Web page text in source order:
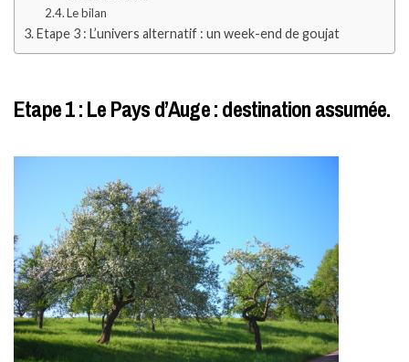
Le bilan
Etape 3 : L’univers alternatif : un week-end de goujat
Etape 1 : Le Pays d’Auge : destination assumée.